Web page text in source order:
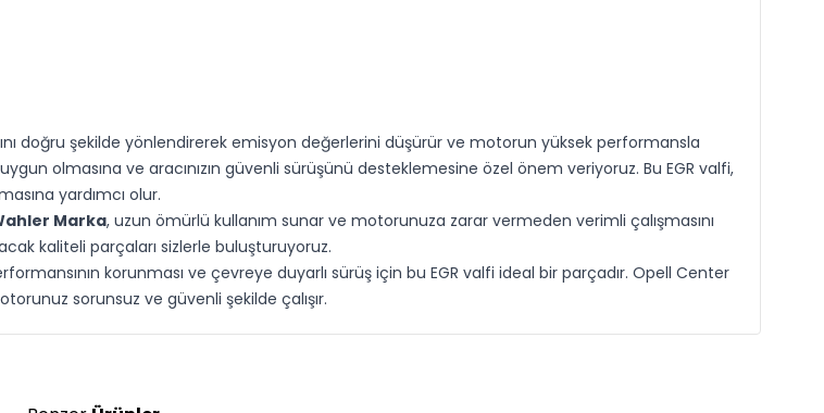
doğru şekilde yönlendirerek emisyon değerlerini düşürür ve motorun yüksek performansla
olmasına ve aracınızın güvenli sürüşünü desteklemesine özel önem veriyoruz. Bu EGR valfi,
yardımcı olur.
Marka, uzun ömürlü kullanım sunar ve motorunuza zarar vermeden verimli çalışmasını
kaliteli parçaları sizlerle buluşturuyoruz.
korunması ve çevreye duyarlı sürüş için bu EGR valfi ideal bir parçadır. Opell Center
sorunsuz ve güvenli şekilde çalışır.